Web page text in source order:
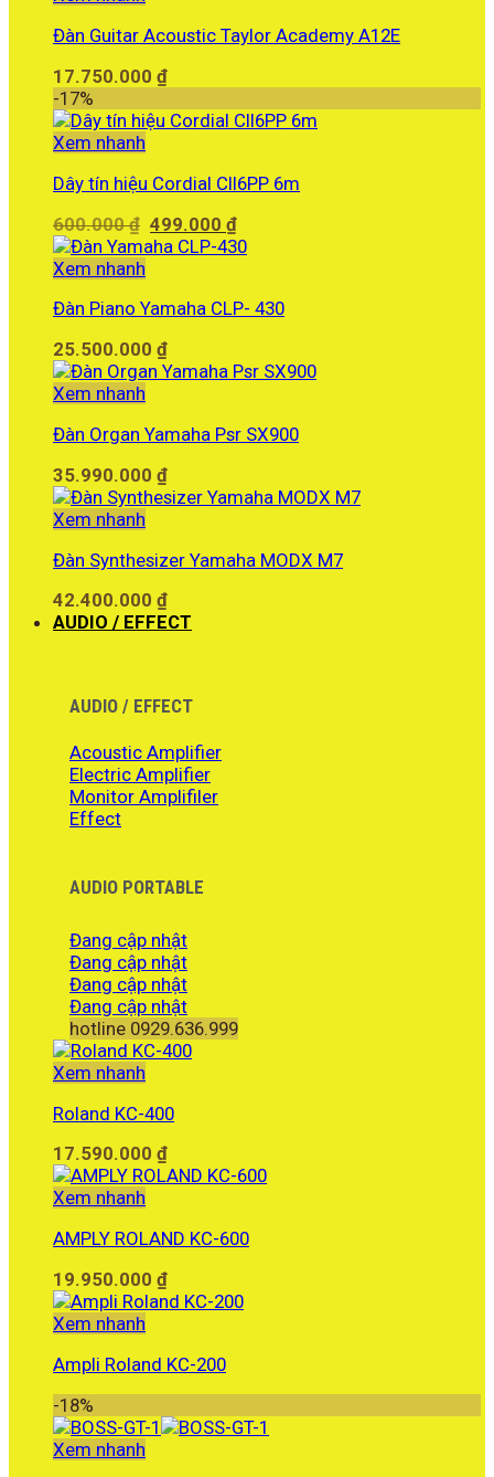
Đàn Guitar Acoustic Taylor Academy A12E
17.750.000 ₫
-17%
Xem nhanh
Dây tín hiệu Cordial CII6PP 6m
600.000₫ Giá
gốc
499.000₫Giá
hiện
499.000 ₫.
Xem nhanh
Đàn Piano Yamaha CLP- 430
25.500.000 ₫
Xem nhanh
Đàn Organ Yamaha Psr SX900
35.990.000 ₫
Xem nhanh
Đàn Synthesizer Yamaha MODX M7
42.400.000 ₫
AUDIO / EFFECT
AUDIO / EFFECT
Acoustic Amplifier
Electric Amplifier
Monitor Amplifiler
Effect
AUDIO PORTABLE
Đang cập nhật
Đang cập nhật
Đang cập nhật
Đang cập nhật
hotline 0929.636.999
Xem nhanh
Roland KC-400
17.590.000 ₫
Xem nhanh
AMPLY ROLAND KC-600
19.950.000 ₫
Xem nhanh
Ampli Roland KC-200
-18%
Xem nhanh